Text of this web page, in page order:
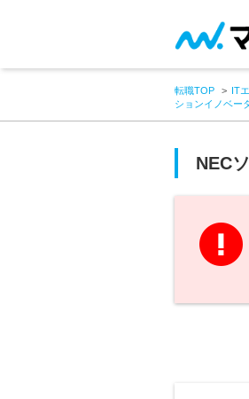
転職TOP IT
ションイノベー
NEC